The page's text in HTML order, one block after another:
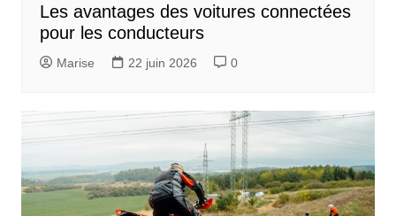
Les avantages des voitures connectées
pour les conducteurs
Marise 22 juin 2026 0